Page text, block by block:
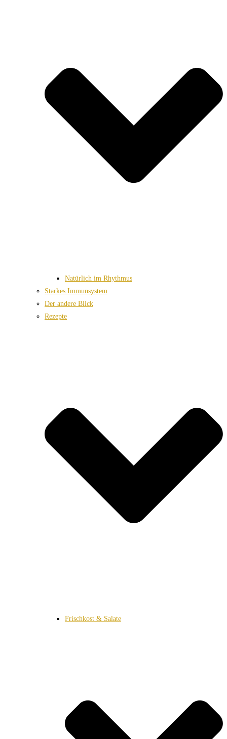
Natürlich im Rhythmus
Starkes Immunsystem
Der andere Blick
Rezepte
Frischkost & Salate